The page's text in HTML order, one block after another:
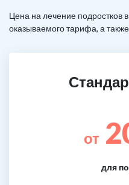
Цена на лечение подростков
оказываемого тарифа, а
от
для